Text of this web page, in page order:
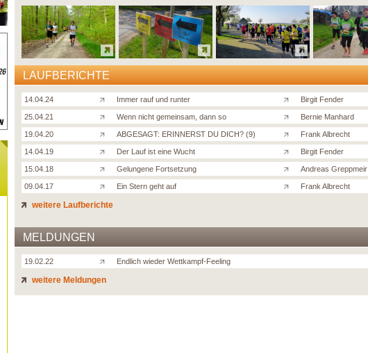
LAUFBERICHTE
14.04.24 Immer rauf und runter Birgit Fender
25.04.21 Wenn nicht gemeinsam, dann so Bernie Manhard
19.04.20 ABGESAGT: ERINNERST DU DICH? (9) Frank Albrecht
14.04.19 Der Lauf ist eine Wucht Birgit Fender
15.04.18 Gelungene Fortsetzung Andreas Greppmeir
09.04.17 Ein Stern geht auf Frank Albrecht
weitere Laufberichte
MELDUNGEN
19.02.22 Endlich wieder Wettkampf-Feeling
weitere Meldungen